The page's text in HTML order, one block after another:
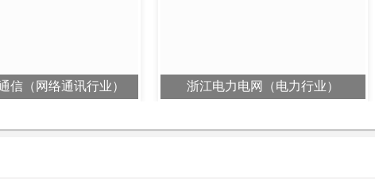
信（网络通讯行业） 浙江电力电网（电力行业）